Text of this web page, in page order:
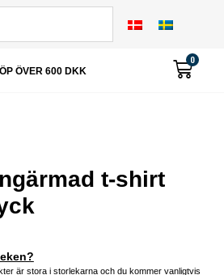
ÖVER 600 DKK
0
t-shirt
är stora i storlekarna och du kommer vanligtvis